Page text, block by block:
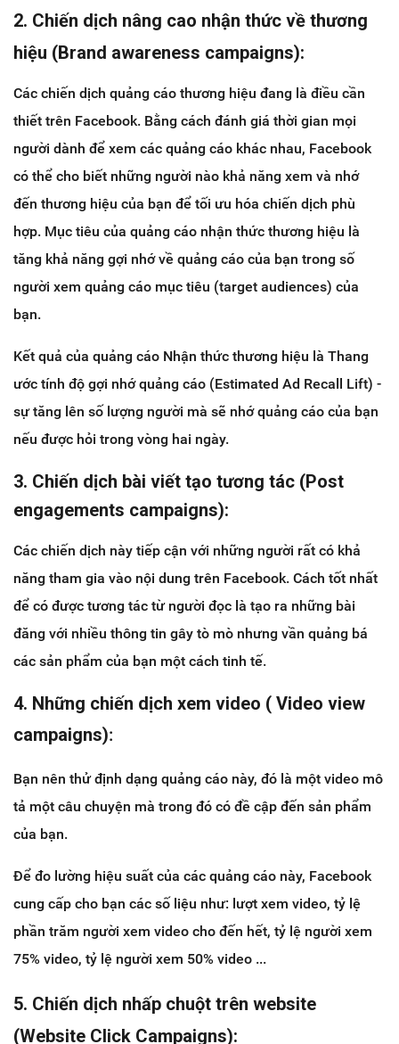
2. Chiến dịch nâng cao nhận thức về thương
hiệu (Brand awareness campaigns):
Các chiến dịch quảng cáo thương hiệu đang là điều cần
thiết trên Facebook. Bằng cách đánh giá thời gian mọi
người dành để xem các quảng cáo khác nhau, Facebook
có thể cho biết những người nào khả năng xem và nhớ
đến thương hiệu của bạn để tối ưu hóa chiến dịch phù
hợp. Mục tiêu của quảng cáo nhận thức thương hiệu là
tăng khả năng gợi nhớ về quảng cáo của bạn trong số
người xem quảng cáo mục tiêu (target audiences) của
bạn.
Kết quả của quảng cáo Nhận thức thương hiệu là Thang
ước tính độ gợi nhớ quảng cáo (Estimated Ad Recall Lift) -
sự tăng lên số lượng người mà sẽ nhớ quảng cáo của bạn
nếu được hỏi trong vòng hai ngày.
3. Chiến dịch bài viết tạo tương tác (Post
engagements campaigns):
Các chiến dịch này tiếp cận với những người rất có khả
năng tham gia vào nội dung trên Facebook. Cách tốt nhất
để có được tương tác từ người đọc là tạo ra những bài
đăng với nhiều thông tin gây tò mò nhưng vần quảng bá
các sản phẩm của bạn một cách tinh tế.
4. Những chiến dịch xem video ( Video view
campaigns):
Bạn nên thử định dạng quảng cáo này, đó là một video mô
tả một câu chuyện mà trong đó có đề cập đến sản phẩm
của bạn.
Để đo lường hiệu suất của các quảng cáo này, Facebook
cung cấp cho bạn các số liệu như: lượt xem video, tỷ lệ
phần trăm người xem video cho đến hết, tỷ lệ người xem
75% video, tỷ lệ người xem 50% video ...
5. Chiến dịch nhấp chuột trên website
(Website Click Campaigns):